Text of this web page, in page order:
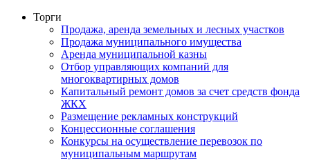
Торги
Продажа, аренда земельных и лесных участков
Продажа муниципального имущества
Аренда муниципальной казны
Отбор управляющих компаний для
многоквартирных домов
Капитальный ремонт домов за счет средств фонда
ЖКХ
Размещение рекламных конструкций
Концессионные соглашения
Конкурсы на осуществление перевозок по
муниципальным маршрутам